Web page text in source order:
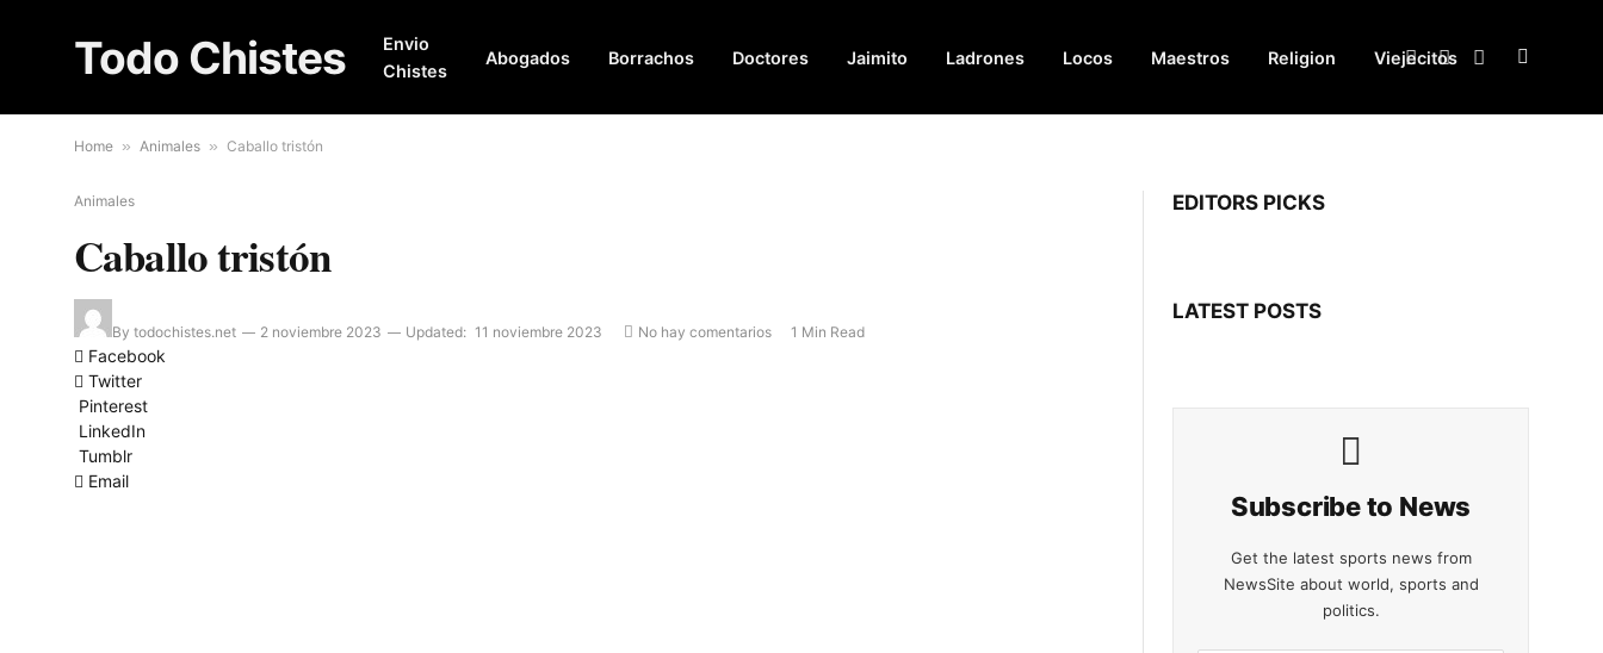
Todo Chistes
Envio
Chistes
Abogados Borrachos Doctores Jaimito Ladrones Locos Maestros Religion Viejecitos
Facebook
X
Instagram
Home » Animales » Caballo tristón
Animales
Caballo tristón
By todochistes.net 2 noviembre 2023 Updated: 11 noviembre 2023 No hay comentarios 1 Min Read
Facebook
Twitter
Pinterest
LinkedIn
Tumblr
Email
EDITORS PICKS
LATEST POSTS
Subscribe to News
Get the latest sports news from
NewsSite about world, sports and
politics.